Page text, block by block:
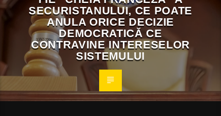
SECURISTANULUI, CE POATE
ANULA ORICE DECIZIE
DEMOCRATICĂ CE
CONTRAVINE INTERESELOR
SISTEMULUI